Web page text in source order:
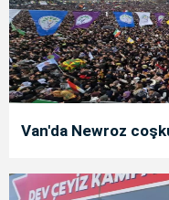
Van'da Newroz